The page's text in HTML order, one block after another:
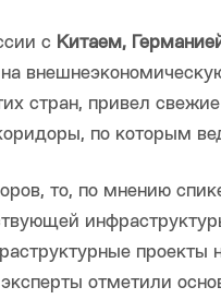
с Китаем,
стран, привел
по которым
то, по мнению
проекты
отметили